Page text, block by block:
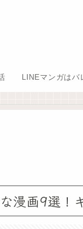
LINEマンガはバ
漫画9選！